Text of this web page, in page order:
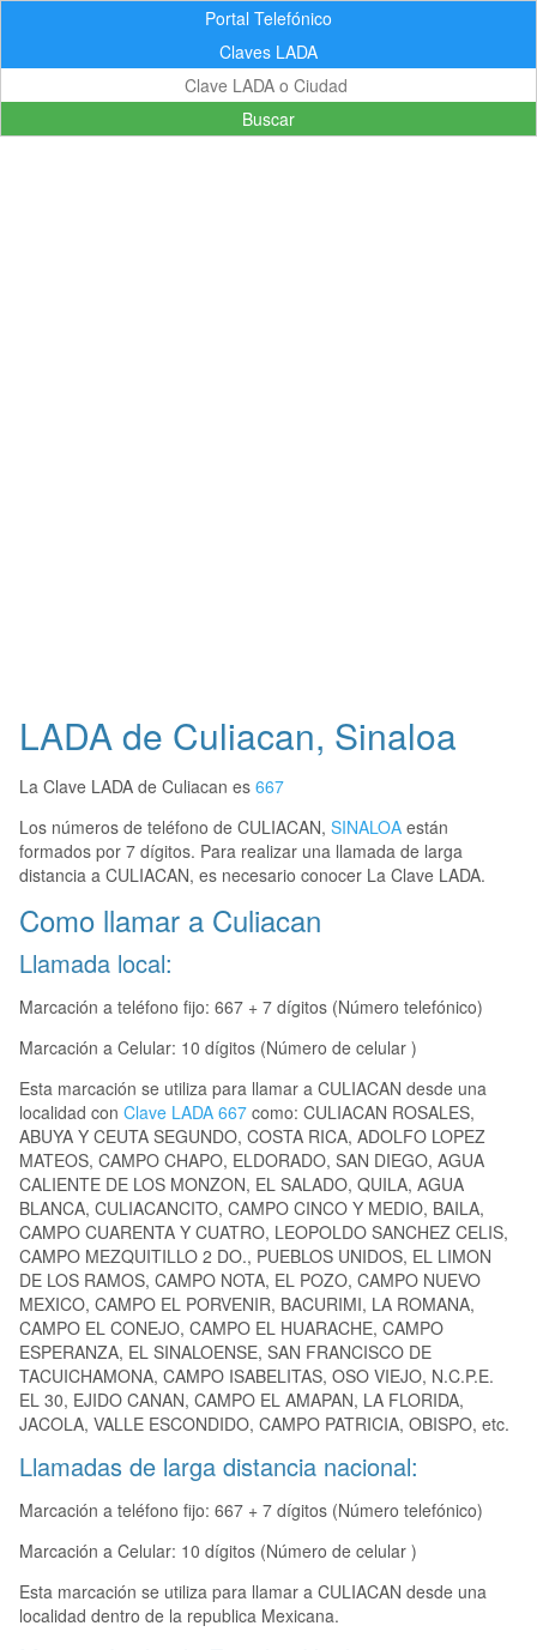
Portal Telefónico
Claves LADA
Buscar
LADA de Culiacan, Sinaloa
La Clave LADA de Culiacan es 667
Los números de teléfono de CULIACAN, SINALOA están
formados por 7 dígitos. Para realizar una llamada de larga
distancia a CULIACAN, es necesario conocer La Clave LADA.
Como llamar a Culiacan
Llamada local:
Marcación a teléfono fijo: 667 + 7 dígitos (Número telefónico)
Marcación a Celular: 10 dígitos (Número de celular )
Esta marcación se utiliza para llamar a CULIACAN desde una
localidad con Clave LADA 667 como: CULIACAN ROSALES,
ABUYA Y CEUTA SEGUNDO, COSTA RICA, ADOLFO LOPEZ
MATEOS, CAMPO CHAPO, ELDORADO, SAN DIEGO, AGUA
CALIENTE DE LOS MONZON, EL SALADO, QUILA, AGUA
BLANCA, CULIACANCITO, CAMPO CINCO Y MEDIO, BAILA,
CAMPO CUARENTA Y CUATRO, LEOPOLDO SANCHEZ CELIS,
CAMPO MEZQUITILLO 2 DO., PUEBLOS UNIDOS, EL LIMON
DE LOS RAMOS, CAMPO NOTA, EL POZO, CAMPO NUEVO
MEXICO, CAMPO EL PORVENIR, BACURIMI, LA ROMANA,
CAMPO EL CONEJO, CAMPO EL HUARACHE, CAMPO
ESPERANZA, EL SINALOENSE, SAN FRANCISCO DE
TACUICHAMONA, CAMPO ISABELITAS, OSO VIEJO, N.C.P.E.
EL 30, EJIDO CANAN, CAMPO EL AMAPAN, LA FLORIDA,
JACOLA, VALLE ESCONDIDO, CAMPO PATRICIA, OBISPO, etc.
Llamadas de larga distancia nacional:
Marcación a teléfono fijo: 667 + 7 dígitos (Número telefónico)
Marcación a Celular: 10 dígitos (Número de celular )
Esta marcación se utiliza para llamar a CULIACAN desde una
localidad dentro de la republica Mexicana.